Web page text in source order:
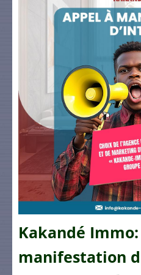
Kakandé
manifestation